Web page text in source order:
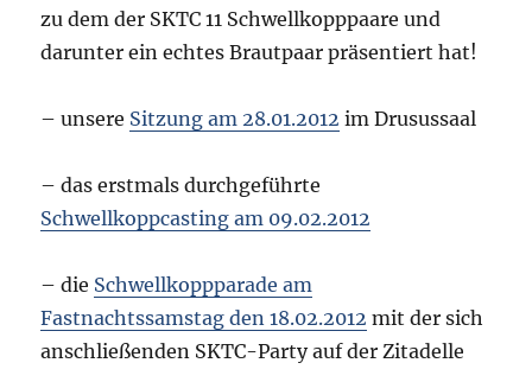
zu dem der SKTC 11 Schwellkopppaare und
darunter ein echtes Brautpaar präsentiert hat!
– unsere Sitzung am 28.01.2012 im Drusussaal
– das erstmals durchgeführte
Schwellkoppcasting am 09.02.2012
– die Schwellkoppparade am
Fastnachtssamstag den 18.02.2012 mit der sich
anschließenden SKTC-Party auf der Zitadelle